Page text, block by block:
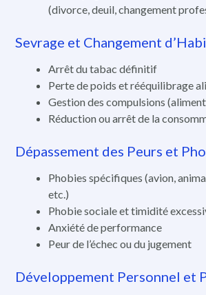
(divorce, deuil, changement
Sevrage et Changement
Arrêt du tabac définitif
Perte de poids et rééquilibrage
Gestion des compulsions
Réduction ou arrêt de la
Dépassement des Peurs et
Phobies spécifiques (avion,
etc.)
Phobie sociale et timidité
Anxiété de performance
Peur de l’échec ou du jugement
Développement Personnel et